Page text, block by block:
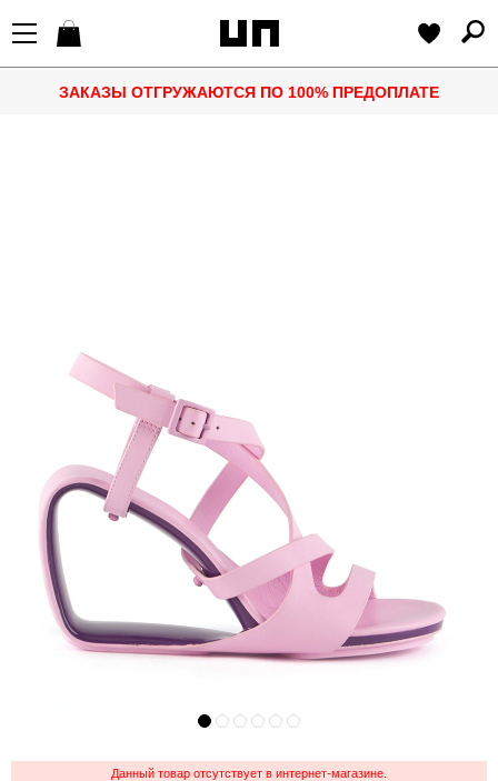
ЗАКАЗЫ ОТГРУЖАЮТСЯ ПО 100% ПРЕДОПЛАТЕ
Данный товар отсутствует в интернет-магазине.